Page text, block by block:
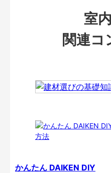
室
関連コ
かんたん DAIKEN DIY